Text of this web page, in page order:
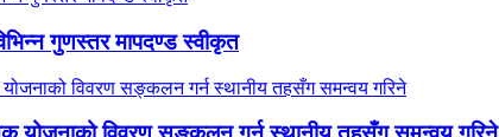
गुणस्तर मापदण्ड स्वीकृत